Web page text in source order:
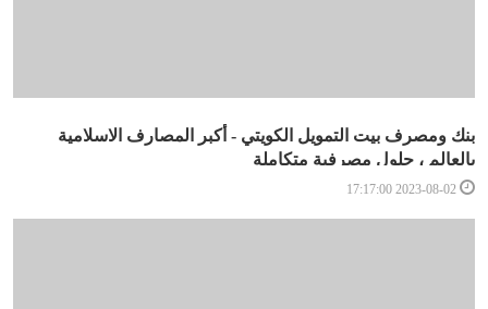
بنك ومصرف بيت التمويل الكويتي - أكبر المصارف الاسلامية
بالعالم ، حلول مصرفية متكاملة